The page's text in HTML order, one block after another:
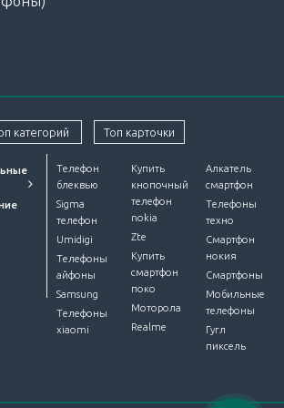
далеко от цивилизации
USB и его важность в
использования или в
Xiaomi для многих пользователей
исходя из успешной
надежность, бесперебойная
качество передачи информации.
категорий Топ карточки
Телефон
блеквью
Sigma
телефон
Umidigi
Телефоны
айфоны
Samsung
Телефоны
xiaomi
Купить
кнопочный
телефон
nokia
Zte
Купить
смартфон
поко
Моторола
Realme
Алкатель
смартфон
Телефоны
техно
Смартфон
нокия
Смартфоны
Мобильные
телефоны
Гугл
пиксель